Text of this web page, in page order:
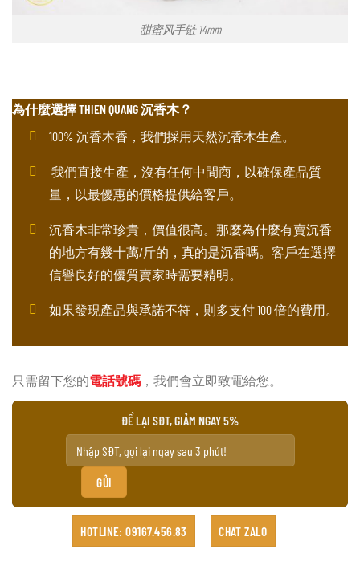
甜蜜风手链 14mm
為什麼選擇 THIEN QUANG 沉香木？
100% 沉香木香，我們採用天然沉香木生產。
我們直接生產，沒有任何中間商，以確保產品質
量，以最優惠的價格提供給客戶。
沉香木非常珍貴，價值很高。那麼為什麼有賣沉香
的地方有幾十萬/斤的，真的是沉香嗎。客戶在選擇
信譽良好的優質賣家時需要精明。
如果發現產品與承諾不符，則多支付 100 倍的費用。
只需留下您的電話號碼 ，我們會立即致電給您。
ĐỂ LẠI SĐT, GIẢM NGAY 5%
HOTLINE: 09167.456.83 CHAT ZALO